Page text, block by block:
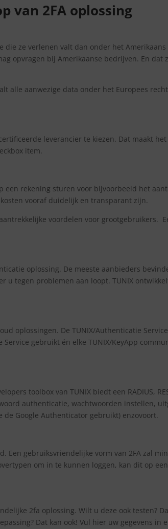
van 2FA oplossing
ze verlenen valt dan onder het
opvragen bij Amerikaanse bedrijven. En dat
alle aanwezige data onder het Europees
leverancier te kiezen. Dat maakt
item.
rekening sturen voor bijvoorbeeld het
vooraf duidelijk en transparant zijn.
voordelen voor grootgebruikers.
oplossing. De meeste aanbieders
tegen problemen aan loopt. TUNIX
oplossingen. De TUNIX/Authenticatie
gebruikt én elke TUNIX/KeyApp
toolbox van TUNIX biedt een RADIUS,
authenticatie, wachtwoorden instellen,
Google Authenticator gebruikt) enzovoort.
gebruiksvriendelijke vorm van 2FA zal
om in te kunnen loggen, kan dit op
2fa oplossing. Wilt u deze ook testen?
Dat kan ook! Vul hier uw gegevens in